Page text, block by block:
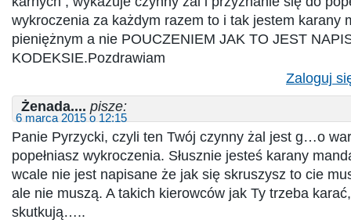
wykroczenia za każdym razem to i tak jestem karany
pieniężnym a nie POUCZENIEM JAK TO JEST
KODEKSIE.Pozdrawiam
Zaloguj
Żenada.... pisze:
6 marca 2015 o 12:15
Panie Pyrzycki, czyli ten Twój czynny żal jest g…o
popełniasz wykroczenia. Słusznie jesteś karany
wcale nie jest napisane że jak się skruszysz to cie
ale nie muszą. A takich kierowców jak Ty trzeba
skutkują…..